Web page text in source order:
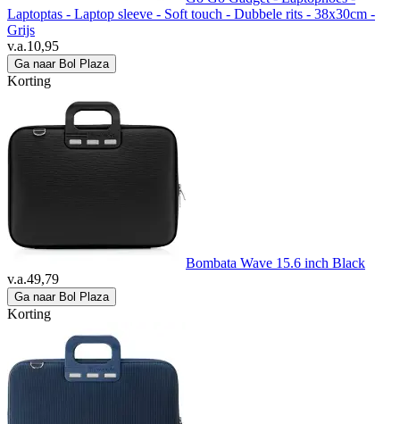
Laptoptas - Laptop sleeve - Soft touch - Dubbele rits - 38x30cm -
Grijs
v.a.10,95
Ga naar Bol Plaza
Korting
Bombata Wave 15.6 inch Black
v.a.49,79
Ga naar Bol Plaza
Korting